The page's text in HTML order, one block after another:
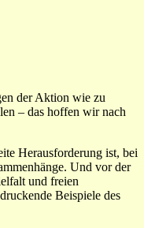
der Aktion wie zu
– das hoffen wir nach
Herausforderung ist, bei
Und vor der
und freien
Beispiele des